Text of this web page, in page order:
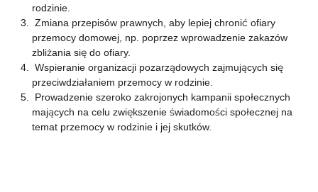
rodzinie.
Zmiana przepisów prawnych, aby lepiej chronić ofiary
przemocy domowej, np. poprzez wprowadzenie zakazów
zbliżania się do ofiary.
Wspieranie organizacji pozarządowych zajmujących się
przeciwdziałaniem przemocy w rodzinie.
Prowadzenie szeroko zakrojonych kampanii społecznych
mających na celu zwiększenie świadomości społecznej na
temat przemocy w rodzinie i jej skutków.